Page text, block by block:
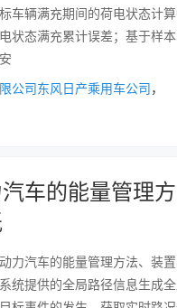
车辆满充期间的荷电状态计
状态满充累计误差；基于样
公司东风日产乘用车公司，
车的能量管理
力汽车的能量管理方法、装
统提供的全局路径信息生成